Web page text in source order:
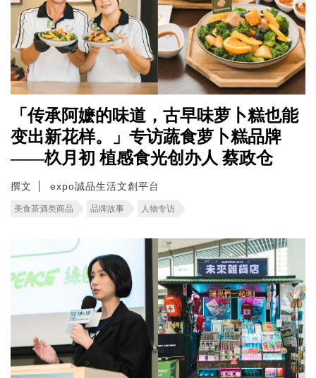
「传承阿嬷的味道，古早味萝卜糕也能
变出新花样。」专访蔬食萝卜糕品牌
——杦月初 植感食光创办人 蔡政仓
撰文 expo誠品生活文創平台
美食茶酒类商品 品牌故事 人物专访